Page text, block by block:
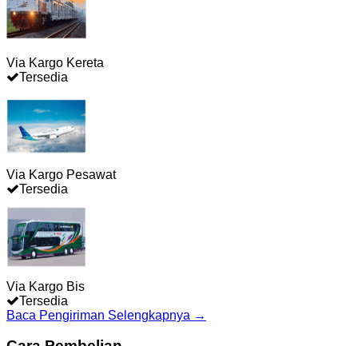
Via Kargo Kereta
Tersedia
Via Kargo Pesawat
Tersedia
Via Kargo Bis
Tersedia
Baca Pengiriman Selengkapnya →